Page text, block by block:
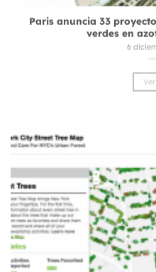
Paris anuncia 33
verdes en
6